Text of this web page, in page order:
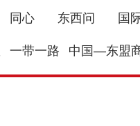
同心 东西问 国
一带一路 中国—东盟